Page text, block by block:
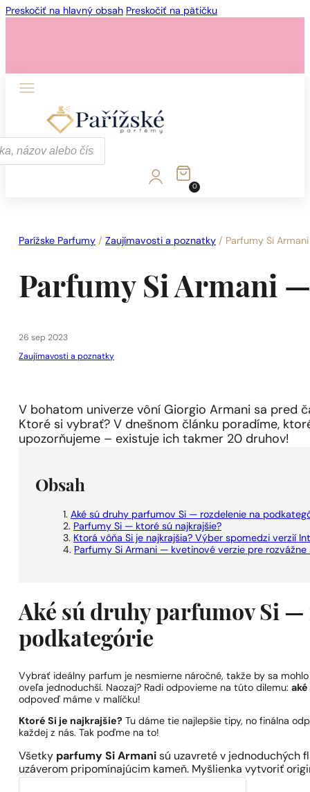
Preskočiť na hlavný obsah Preskočiť na pätičku
1 - 3 ks.
0
Parížske Parfumy /Zaujímavosti a poznatky / Parfumy Si
Parfumy Si Armani
26 sep 2023
Zaujímavosti a poznatky
V bohatom univerze vôní Giorgio Armani sa pred
Ktoré si vybrať? V dnešnom článku poradíme,
upozorňujeme – existuje ich takmer 20 druhov!
Obsah
Aké sú druhy parfumov Si — rozdelenie na
Parfumy Si — ktoré sú najkrajšie?
Ktorá vôňa Si je najkrajšia? Výber spomedzi verzií
Parfumy Si Armani — kvetinové verzie pre rozvážne
Aké sú druhy parfumov Si —
podkategórie
Vybrať ideálny parfum je nesmierne náročné, takže by sa
oveľa jednoduchší. Naozaj? Radi odpovieme na túto dilemu:
odpoveď máme v malíčku!
Ktoré Si je najkrajšie? Tu dáme tie najlepšie tipy, no finálna
každej z nás. Tak poďme na to!
Všetky parfumy Si Armani sú uzavreté v jednoduchých
uzáverom pripomínajúcim kameň. Myšlienka vytvoriť